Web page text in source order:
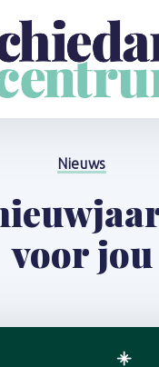
Nieuws
voor jou